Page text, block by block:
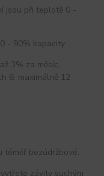
při teplotě 0 -
90% kapacity.
3% za měsíc,
6, maximálně 12
bezúdržbové.
závity suchým